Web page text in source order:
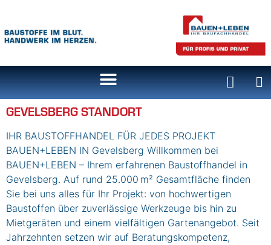
GEVELSBERG STANDORT
IHR BAUSTOFFHANDEL FÜR JEDES PROJEKT
BAUEN+LEBEN IN Gevelsberg Willkommen bei
BAUEN+LEBEN – Ihrem erfahrenen Baustoffhandel in
Gevelsberg. Auf rund 25.000 m² Gesamtfläche finden
Sie bei uns alles für Ihr Projekt: von hochwertigen
Baustoffen über zuverlässige Werkzeuge bis hin zu
Mietgeräten und einem vielfältigen Gartenangebot. Seit
Jahrzehnten setzen wir auf Beratungskompetenz,